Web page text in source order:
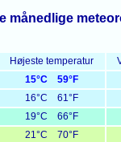
månedlige
Højeste temperatur
15°C 59°F
16°C 61°F
19°C 66°F
21°C 70°F